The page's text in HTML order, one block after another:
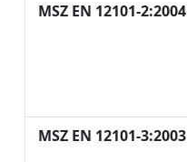
MSZ EN 12101-2:2004
MSZ EN 12101-3:2003